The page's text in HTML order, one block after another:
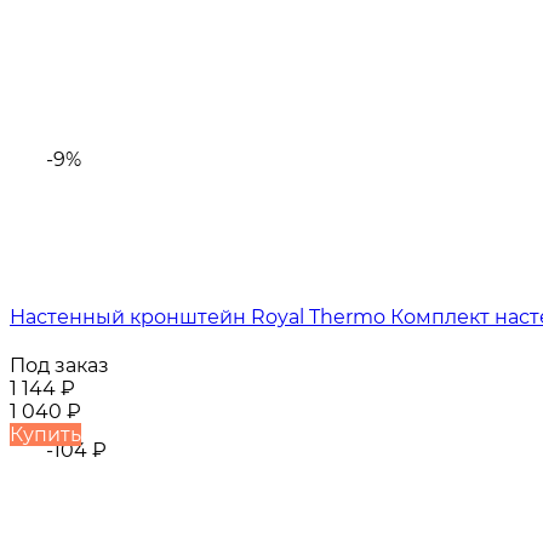
-9%
-104 ₽
Настенный кронштейн Royal Thermo Комплект
Под заказ
1 144 ₽
1 040 ₽
Купить